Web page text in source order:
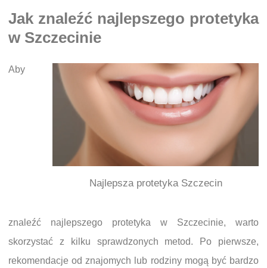
Jak znaleźć najlepszego protetyka
w Szczecinie
Najlepsza protetyka Szczecin
Aby
znaleźć najlepszego protetyka w Szczecinie, warto
skorzystać z kilku sprawdzonych metod. Po pierwsze,
rekomendacje od znajomych lub rodziny mogą być bardzo